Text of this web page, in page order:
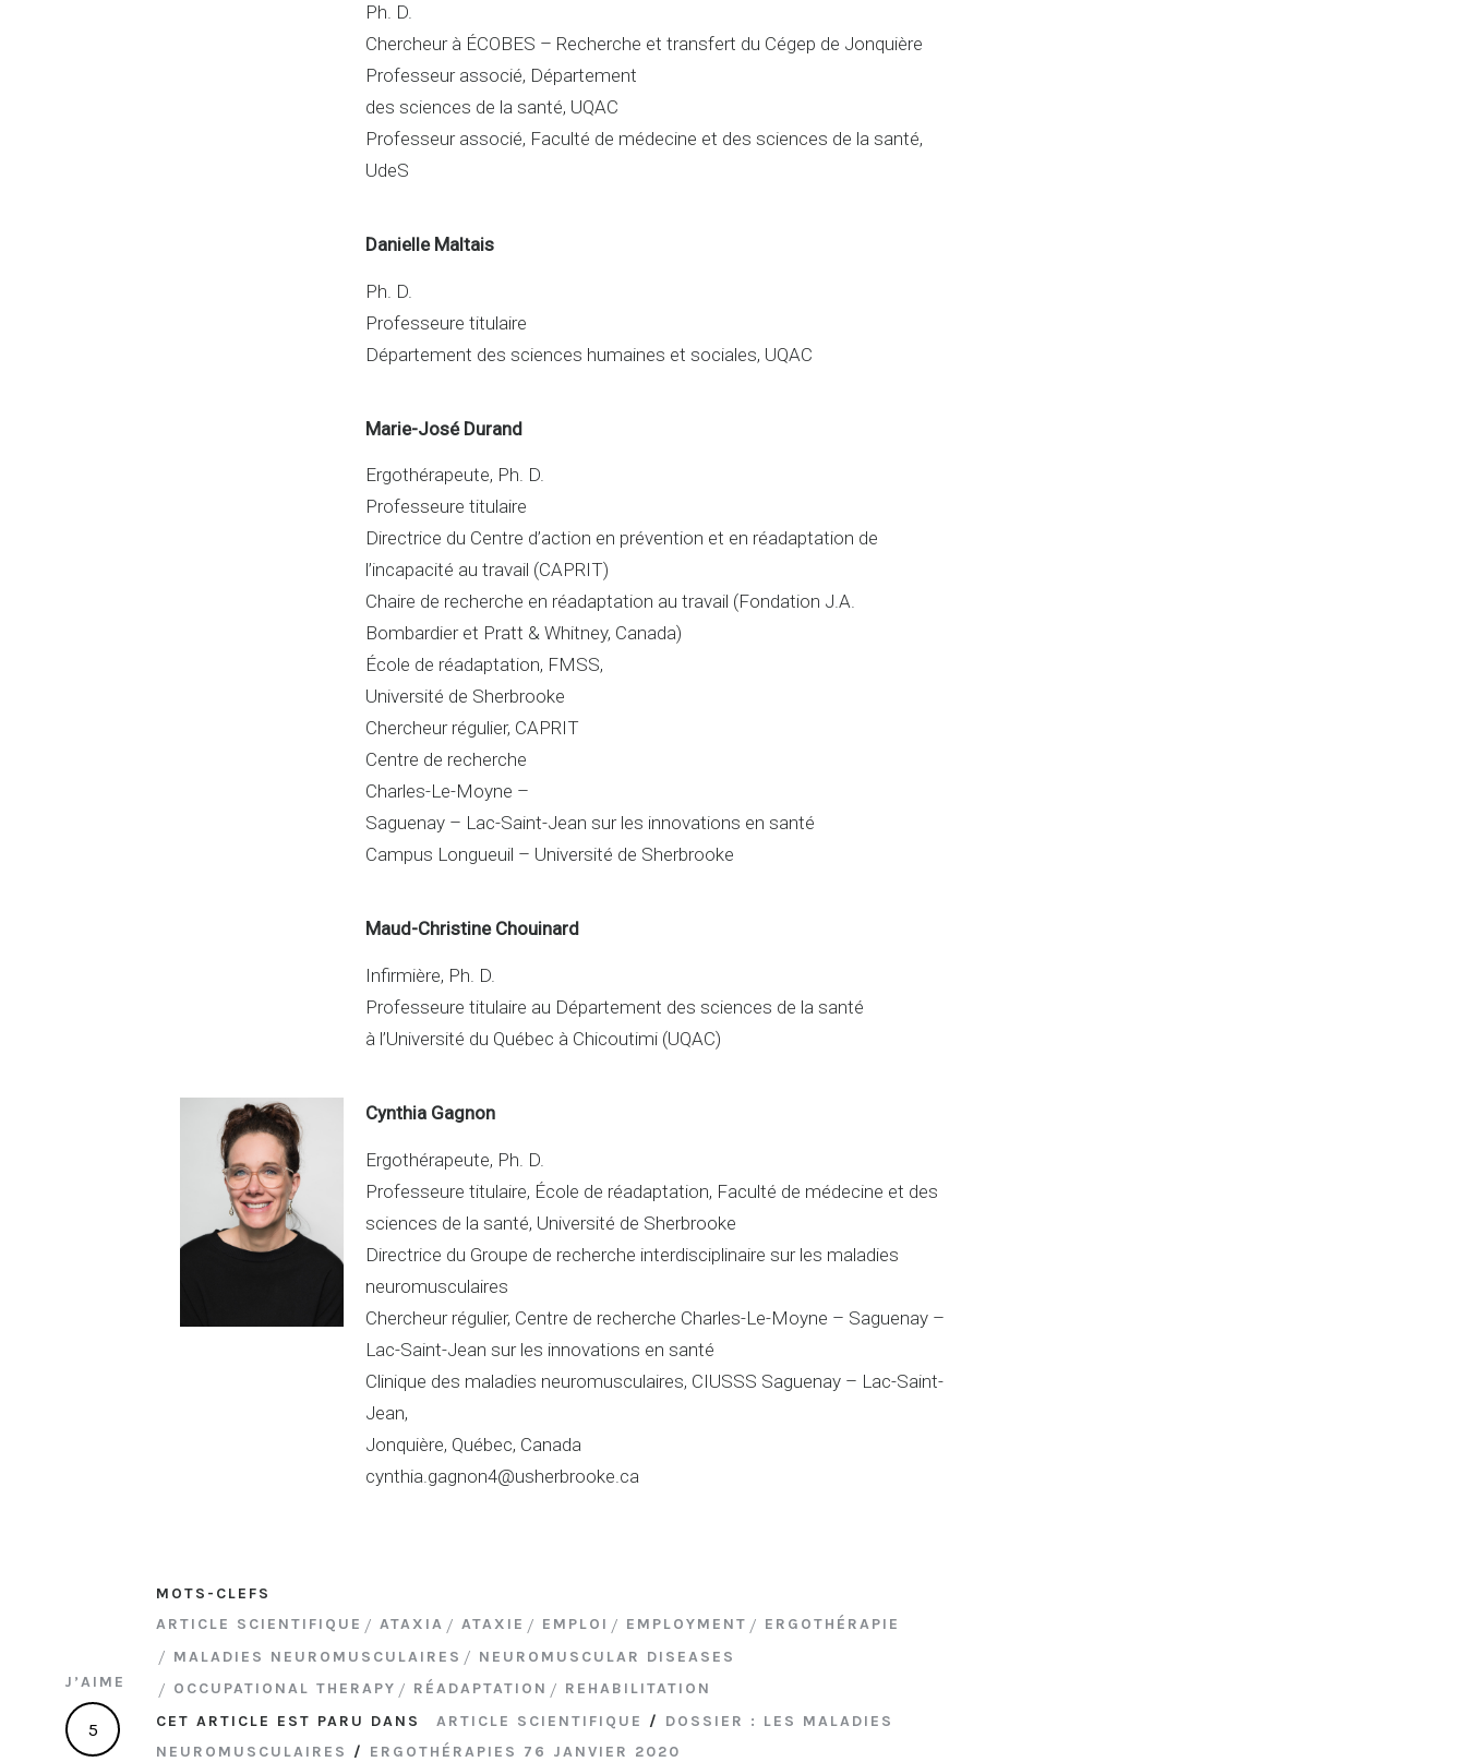
Ph. D.
Chercheur à ÉCOBES – Recherche et transfert du Cégep de Jonquière
Professeur associé, Département
des sciences de la santé, UQAC
Professeur associé, Faculté de médecine et des sciences de la santé,
UdeS
Danielle Maltais
Ph. D.
Professeure titulaire
Département des sciences humaines et sociales, UQAC
Marie-José Durand
Ergothérapeute, Ph. D.
Professeure titulaire
Directrice du Centre d’action en prévention et en réadaptation de
l’incapacité au travail (CAPRIT)
Chaire de recherche en réadaptation au travail (Fondation J.A.
Bombardier et Pratt & Whitney, Canada)
École de réadaptation, FMSS,
Université de Sherbrooke
Chercheur régulier, CAPRIT
Centre de recherche
Charles-Le-Moyne –
Saguenay – Lac-Saint-Jean sur les innovations en santé
Campus Longueuil – Université de Sherbrooke
Maud-Christine Chouinard
Infirmière, Ph. D.
Professeure titulaire au Département des sciences de la santé
à l’Université du Québec à Chicoutimi (UQAC)
Cynthia Gagnon
Ergothérapeute, Ph. D.
Professeure titulaire, École de réadaptation, Faculté de médecine et des
sciences de la santé, Université de Sherbrooke
Directrice du Groupe de recherche interdisciplinaire sur les maladies
neuromusculaires
Chercheur régulier, Centre de recherche Charles-Le-Moyne – Saguenay –
Lac-Saint-Jean sur les innovations en santé
Clinique des maladies neuromusculaires, CIUSSS Saguenay – Lac-Saint-
Jean,
Jonquière, Québec, Canada
cynthia.gagnon4@usherbrooke.ca
MOTS-CLEFS
ARTICLE SCIENTIFIQUE
ATAXIA ATAXIE EMPLOI EMPLOYMENT
ERGOTHÉRAPIE
MALADIES NEUROMUSCULAIRES
NEUROMUSCULAR DISEASES
OCCUPATIONAL THERAPY
RÉADAPTATION
REHABILITATION
CET ARTICLE EST PARU DANS
ARTICLE SCIENTIFIQUE / DOSSIER : LES MALADIES
NEUROMUSCULAIRES / ERGOTHÉRAPIES 76 JANVIER 2020
J’AIME
5